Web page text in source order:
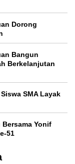
Dorong
Bangun
Berkelanjutan
SMA Layak
Yonif
51